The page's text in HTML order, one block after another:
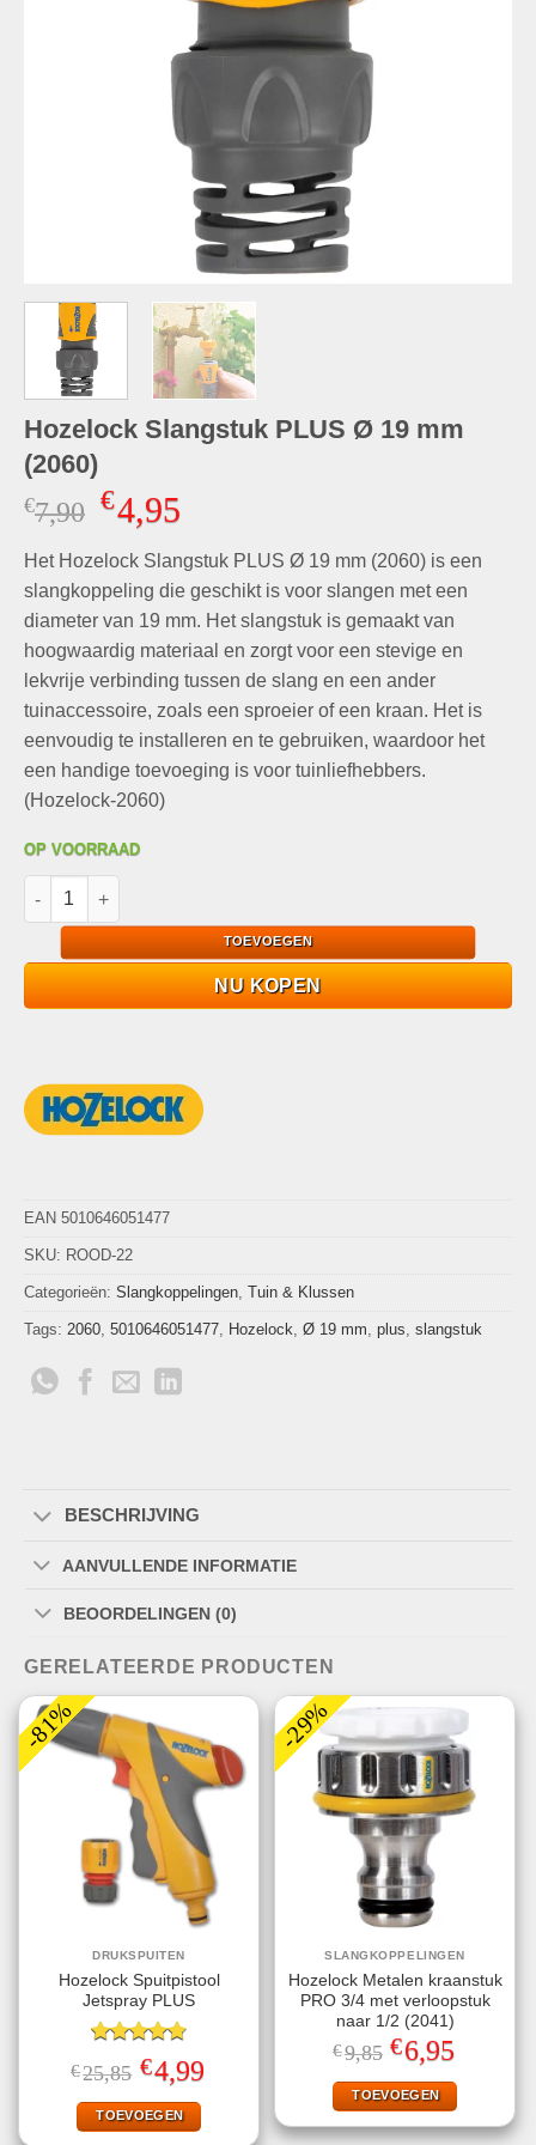
Hozelock Slangstuk PLUS Ø 19 mm
(2060)
€7,90 Oorspronkelijke
prijs
was:
€7,90.
€4,95Huidige
is:
€4,95.
Het Hozelock Slangstuk PLUS Ø 19 mm (2060) is een
slangkoppeling die geschikt is voor slangen met een
diameter van 19 mm. Het slangstuk is gemaakt van
hoogwaardig materiaal en zorgt voor een stevige en
lekvrije verbinding tussen de slang en een ander
tuinaccessoire, zoals een sproeier of een kraan. Het is
eenvoudig te installeren en te gebruiken, waardoor het
een handige toevoeging is voor tuinliefhebbers.
(Hozelock-2060)
OP VOORRAAD
Hozelock Slangstuk PLUS Ø 19 mm (2060) aantal
TOEVOEGEN
NU KOPEN
EAN 5010646051477
SKU: ROOD-22
Categorieën: Slangkoppelingen Tuin & Klussen
Tags: 2060 5010646051477 Hozelock Ø 19 mm plus slangstuk
BESCHRIJVING
AANVULLENDE INFORMATIE
BEOORDELINGEN (0)
GERELATEERDE PRODUCTEN
-81%
DRUKSPUITEN
Hozelock Spuitpistool
Jetspray PLUS
Gewaardeerd
4.78uit 5
€25,85 Oorspronkelijke
prijs
was:
€25,85.
€4,99Huidige
prijs
TOEVOEGEN
-29%
SLANGKOPPELINGEN
Hozelock Metalen kraanstuk
PRO 3/4 met verloopstuk
naar 1/2 (2041)
€9,85 Oorspronkelijke
prijs
was:
€9,85.
€6,95
is:
€6,95.
TOEVOEGEN